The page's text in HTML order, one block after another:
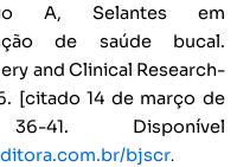
A, Selantes em
de saúde bucal.
and Clinical Research-
[citado 14 de março de
41. Disponível
bjscr.